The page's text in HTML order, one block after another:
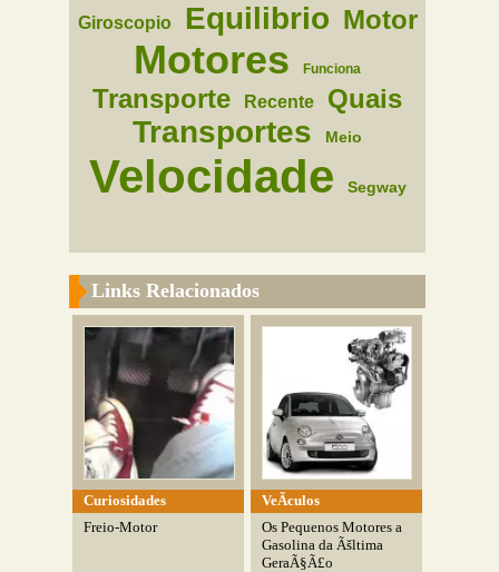
Giroscopio Equilibrio Motor
Motores Funciona
Transporte Recente Quais
Transportes Meio
Velocidade Segway
Links Relacionados
Curiosidades
Freio-Motor
VeÃ­culos
Os Pequenos Motores a
Gasolina da Ãšltima
GeraÃ§Ã£o